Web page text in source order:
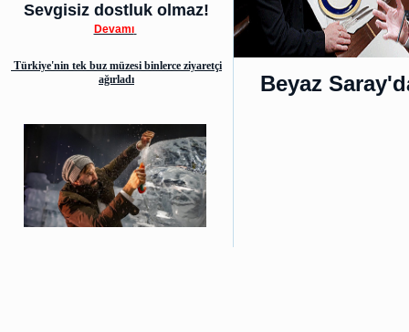
Sevgisiz dostluk olmaz!
Devamı
Türkiye'nin tek buz müzesi binlerce ziyaretçi
ağırladı
Beyaz